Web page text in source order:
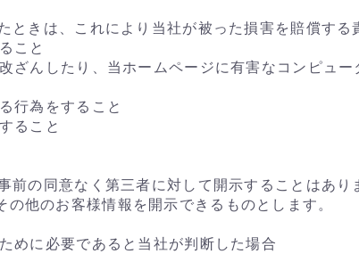
きは、これにより当社が被った損害を賠償する
こと
ざんしたり、当ホームページに有害なコンピュ
行為をすること
ること
前の同意なく第三者に対して開示することはあり
他のお客様情報を開示できるものとします。
めに必要であると当社が判断した場合